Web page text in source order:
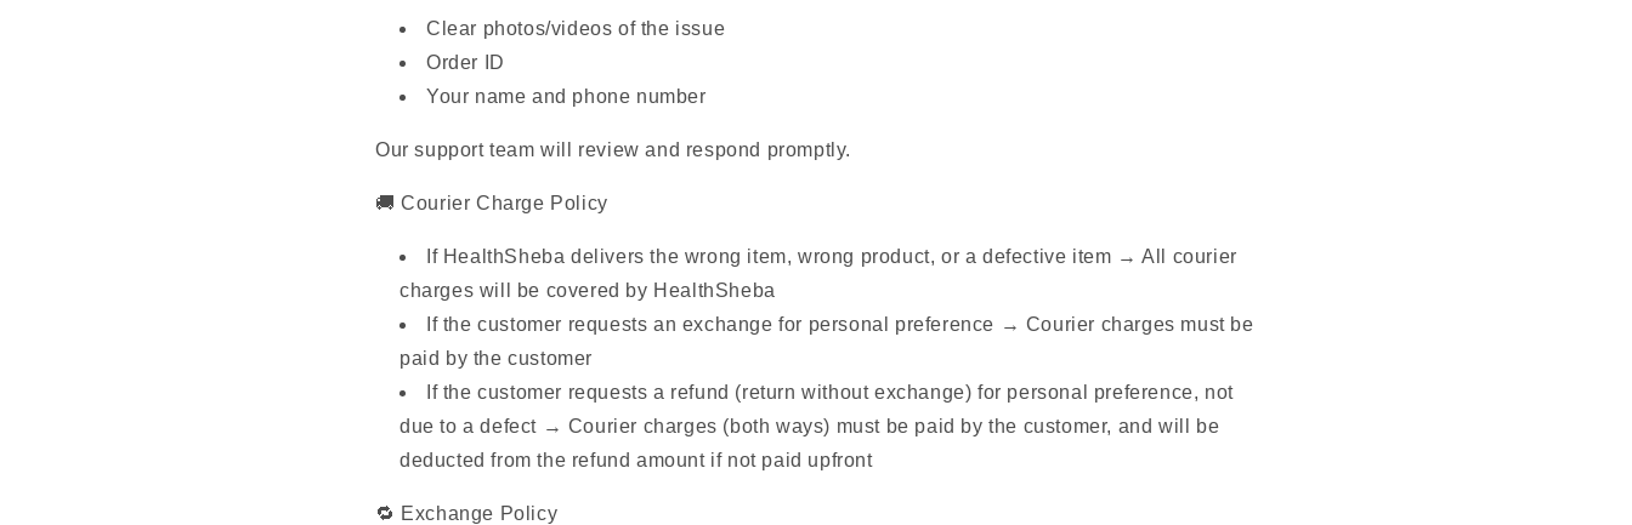
Clear photos/videos of the issue
Order ID
Your name and phone number
Our support team will review and respond promptly.
🚚 Courier Charge Policy
If HealthSheba delivers the wrong item, wrong product, or a defective item → All courier
charges will be covered by HealthSheba
If the customer requests an exchange for personal preference → Courier charges must be
paid by the customer
If the customer requests a refund (return without exchange) for personal preference, not
due to a defect → Courier charges (both ways) must be paid by the customer, and will be
deducted from the refund amount if not paid upfront
🔁 Exchange Policy